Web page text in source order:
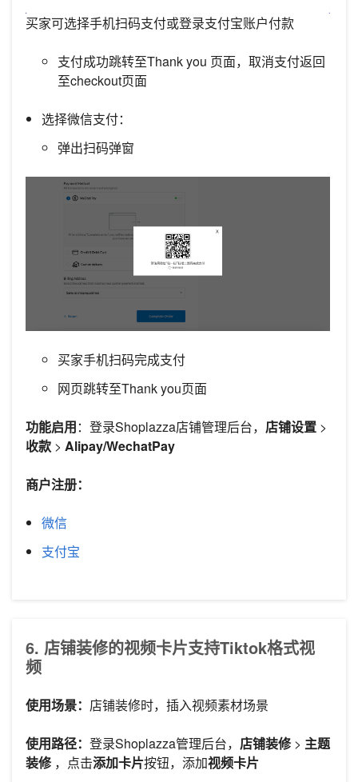
买家可选择手机扫码支付或登录支付宝账户付款
支付成功跳转至Thank you 页面，取消支付返回
至checkout页面
选择微信支付：
弹出扫码弹窗
买家手机扫码完成支付
网页跳转至Thank you页面
功能启用：登录Shoplazza店铺管理后台， 店铺设置 >
收款 > Alipay/WechatPay
商户注册：
微信
支付宝
6. 店铺装修的视频卡片支持Tiktok格式视
频
使用场景： 店铺装修时，插入视频素材场景
使用路径： 登录Shoplazza管理后台， 店铺装修> 主题
装修，点击添加卡片按钮，添加视频卡片